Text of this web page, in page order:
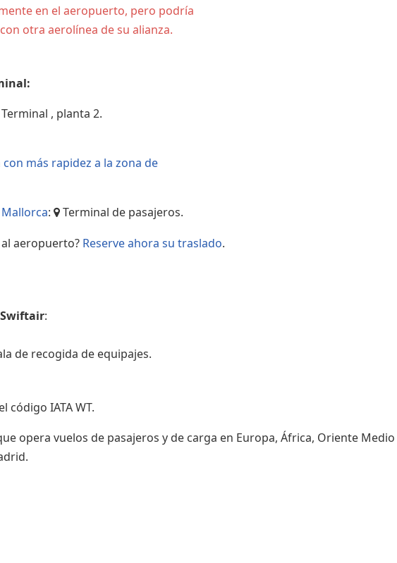
en el aeropuerto, pero podría
otra aerolínea de su alianza.
Terminal , planta 2.
con más rapidez a la zona de
:
Terminal de pasajeros.
aeropuerto? Reserve ahora su traslado.
Swiftair:
de recogida de equipajes.
código IATA WT.
opera vuelos de pasajeros y de carga en Europa, África, Oriente Medio
Áreas WiFi - Internet